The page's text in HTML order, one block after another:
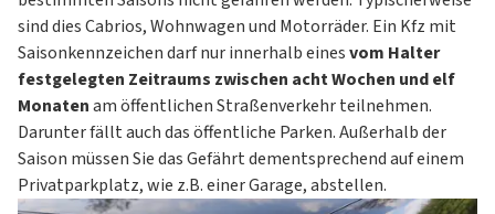
sind dies Cabrios, Wohnwagen und Motorräder. Ein Kfz mit
Saisonkennzeichen darf nur innerhalb einesvom Halter
festgelegten Zeitraums zwischen acht Wochen und elf
Monatenam öffentlichen Straßenverkehr teilnehmen.
Darunter fällt auch das öffentliche Parken. Außerhalb der
Saison müssen Sie das Gefährt dementsprechend auf einem
Privatparkplatz, wie z.B. einer Garage, abstellen.